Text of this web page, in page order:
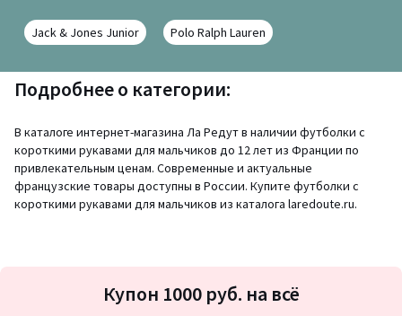
Jack & Jones Junior Polo Ralph Lauren
Подробнее о категории:
В каталоге интернет-магазина Ла Редут в наличии футболки с
короткими рукавами для мальчиков до 12 лет из Франции по
привлекательным ценам. Современные и актуальные
французские товары доступны в России. Купите футболки с
короткими рукавами для мальчиков из каталога laredoute.ru.
на
Купон 1000 руб. на всё